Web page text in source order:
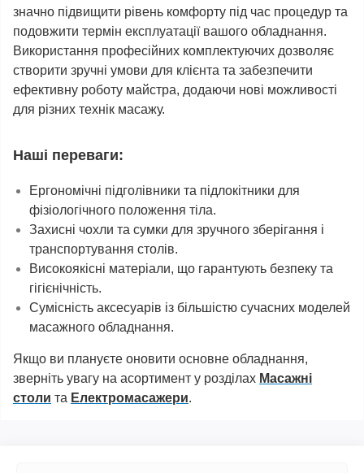
значно підвищити рівень комфорту під час процедур та
подовжити термін експлуатації вашого обладнання.
Використання професійних комплектуючих дозволяє
створити зручні умови для клієнта та забезпечити
ефективну роботу майстра, додаючи нові можливості
для різних технік масажу.
Наші переваги:
Ергономічні підголівники та підлокітники для
фізіологічного положення тіла.
Захисні чохли та сумки для зручного зберігання і
транспортування столів.
Високоякісні матеріали, що гарантують безпеку та
гігієнічність.
Сумісність аксесуарів із більшістю сучасних моделей
масажного обладнання.
Якщо ви плануєте оновити основне обладнання,
зверніть увагу на асортимент у розділах Масажні
столи та Електромасажери.